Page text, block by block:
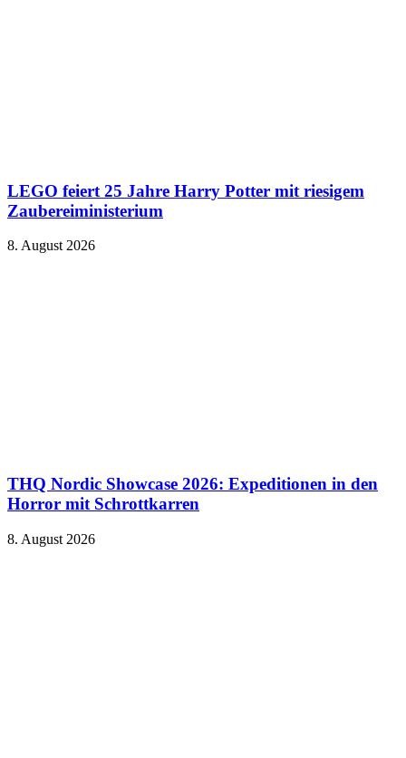
LEGO feiert 25 Jahre Harry Potter mit riesigem
Zaubereiministerium
8. August 2026
THQ Nordic Showcase 2026: Expeditionen in den
Horror mit Schrottkarren
8. August 2026